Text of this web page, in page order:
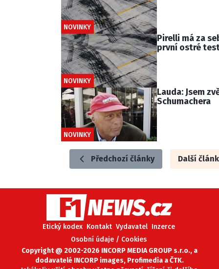
NOVINKY
NOVINKY
Pirelli má za
první ostré
NOVINKY
Lauda: Jsem
Schumachera
Předchozí články Další
Etický kodex Kontakt Vydavatel Inzerce
Osobní údaje / Cookies
Copyright @ 2002-2026 INCORP MEDIA GROUP s.r.o., a
dodavatelé INCORP images, Profimedia a ČTK.